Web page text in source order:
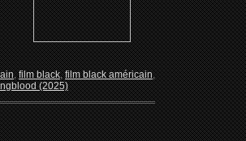
,film black,film black américain,
(2025)